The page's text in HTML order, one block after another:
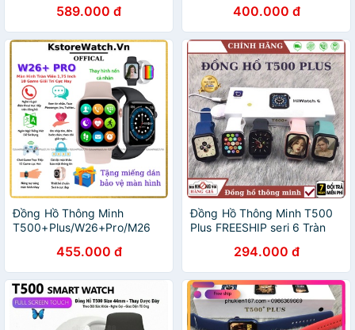
Bluetooth 5.0 44mm , bảo
hành 1 n
589.000 đ
Bluetooth 5.0 44mm , bảo
hành 1 n
400.000 đ
Đồng Hồ Thông Minh
T500+Plus/W26+Pro/M26
Hình Nền Thay Dây Nghe
Gọi Bluetooth
455.000 đ
Đồng Hồ Thông Minh T500
Plus FREESHIP seri 6 Tràn
gọi Bluetooth 5.0 - bảo hành
12 tháng
294.000 đ